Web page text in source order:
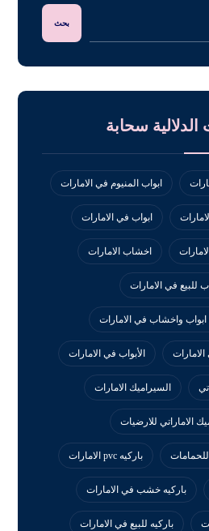
الدلالية سحابة
ابواب المنيوم في الامارات
ابواب في الامارات
اخشاب الامارات
للبيع في الامارات
واخشاب في الامارات
الأبواب في الامارات
السيراميك الامارات
الاماراتي للارضيات
للحمامات باركيه pvc الامارات
باركيه خشب في الامارات
باركيه للبيع في الامارات